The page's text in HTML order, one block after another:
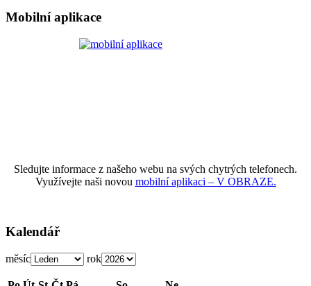
Mobilní aplikace
Sledujte informace z našeho webu na svých chytrých telefonech.
Využívejte naši novou mobilní aplikaci – V OBRAZE.
Kalendář
měsíc rok